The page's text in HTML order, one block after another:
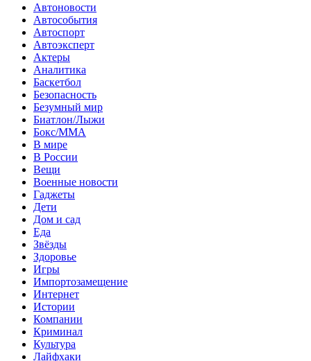
Автоновости
Автособытия
Автоспорт
Автоэксперт
Актеры
Аналитика
Баскетбол
Безопасность
Безумный мир
Биатлон/Лыжи
Бокс/MMA
В мире
В России
Вещи
Военные новости
Гаджеты
Дети
Дом и сад
Еда
Звёзды
Здоровье
Игры
Импортозамещение
Интернет
Истории
Компании
Криминал
Культура
Лайфхаки